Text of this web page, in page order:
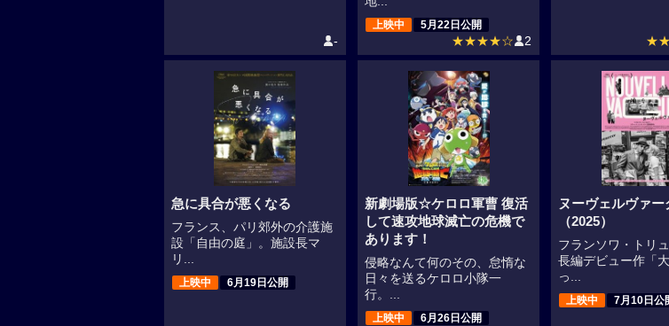
-
上映中 5月22日公開
★★★★☆ 2
急に具合が悪くなる
フランス、パリ郊外の介護施
設「自由の庭」。施設長マ
リ...
上映中 6月19日公開
新劇場版☆ケロロ軍曹 復活
して速攻地球滅亡の危機で
あります！
侵略なんて何のその、怠惰な
日々を送るケロロ小隊一
行。...
上映中 6月26日公開
ヌーヴェルヴァー
（2025）
フランソワ・トリ
長編デビュー作「
っ...
上映中 7月10日公